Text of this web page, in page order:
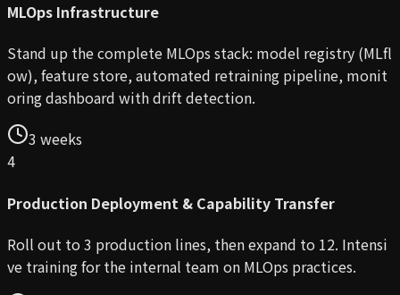
MLOps Infrastructure
Stand up the complete MLOps stack: model registry (MLfl
ow), feature store, automated retraining pipeline, monit
oring dashboard with drift detection.
3 weeks
4
Production Deployment & Capability Transfer
Roll out to 3 production lines, then expand to 12. Intensi
ve training for the internal team on MLOps practices.